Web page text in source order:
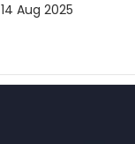
14 Aug 2025